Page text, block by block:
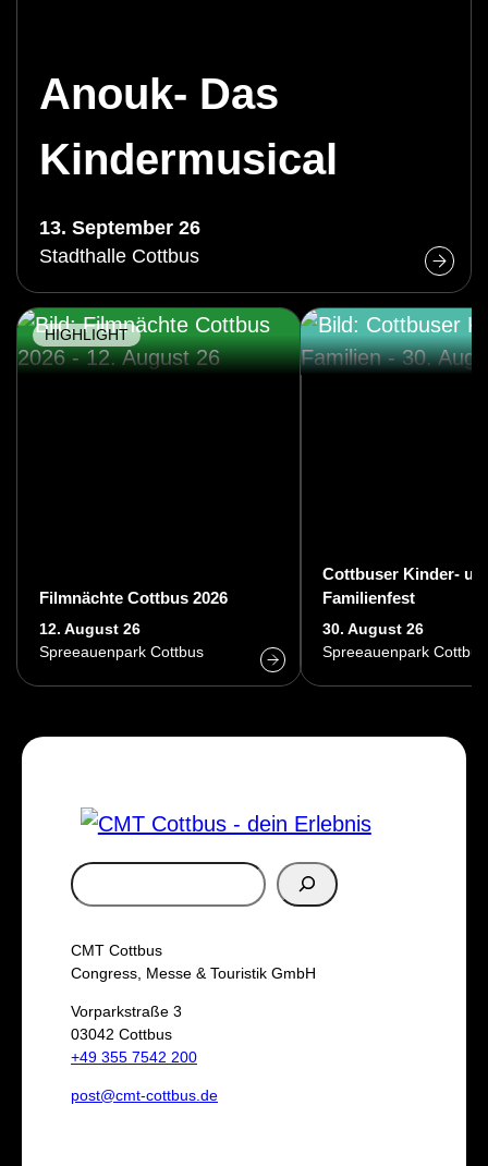
Anouk- Das
Kindermusical
13. September 26
Stadthalle Cottbus
HIGHLIGHT
Filmnächte Cottbus 2026
12. August 26
Spreeauenpark Cottbus
Cottbuser Kinder-
Familienfest
30. August 26
Spreeauenpark Cottbus
S
u
c
h
e
n
CMT Cottbus
Congress, Messe & Touristik GmbH
Vorparkstraße 3
03042 Cottbus
+49 355 7542 200
post@cmt-cottbus.de